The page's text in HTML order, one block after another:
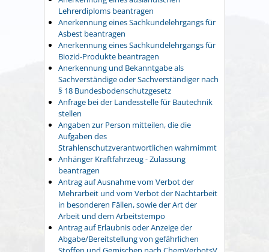
Lehrerdiploms beantragen
Anerkennung eines Sachkundelehrgangs für
Asbest beantragen
Anerkennung eines Sachkundelehrgangs für
Biozid-Produkte beantragen
Anerkennung und Bekanntgabe als
Sachverständige oder Sachverständiger nach
§ 18 Bundesbodenschutzgesetz
Anfrage bei der Landesstelle für Bautechnik
stellen
Angaben zur Person mitteilen, die die
Aufgaben des
Strahlenschutzverantwortlichen wahrnimmt
Anhänger Kraftfahrzeug - Zulassung
beantragen
Antrag auf Ausnahme vom Verbot der
Mehrarbeit und vom Verbot der Nachtarbeit
in besonderen Fällen, sowie der Art der
Arbeit und dem Arbeitstempo
Antrag auf Erlaubnis oder Anzeige der
Abgabe/Bereitstellung von gefährlichen